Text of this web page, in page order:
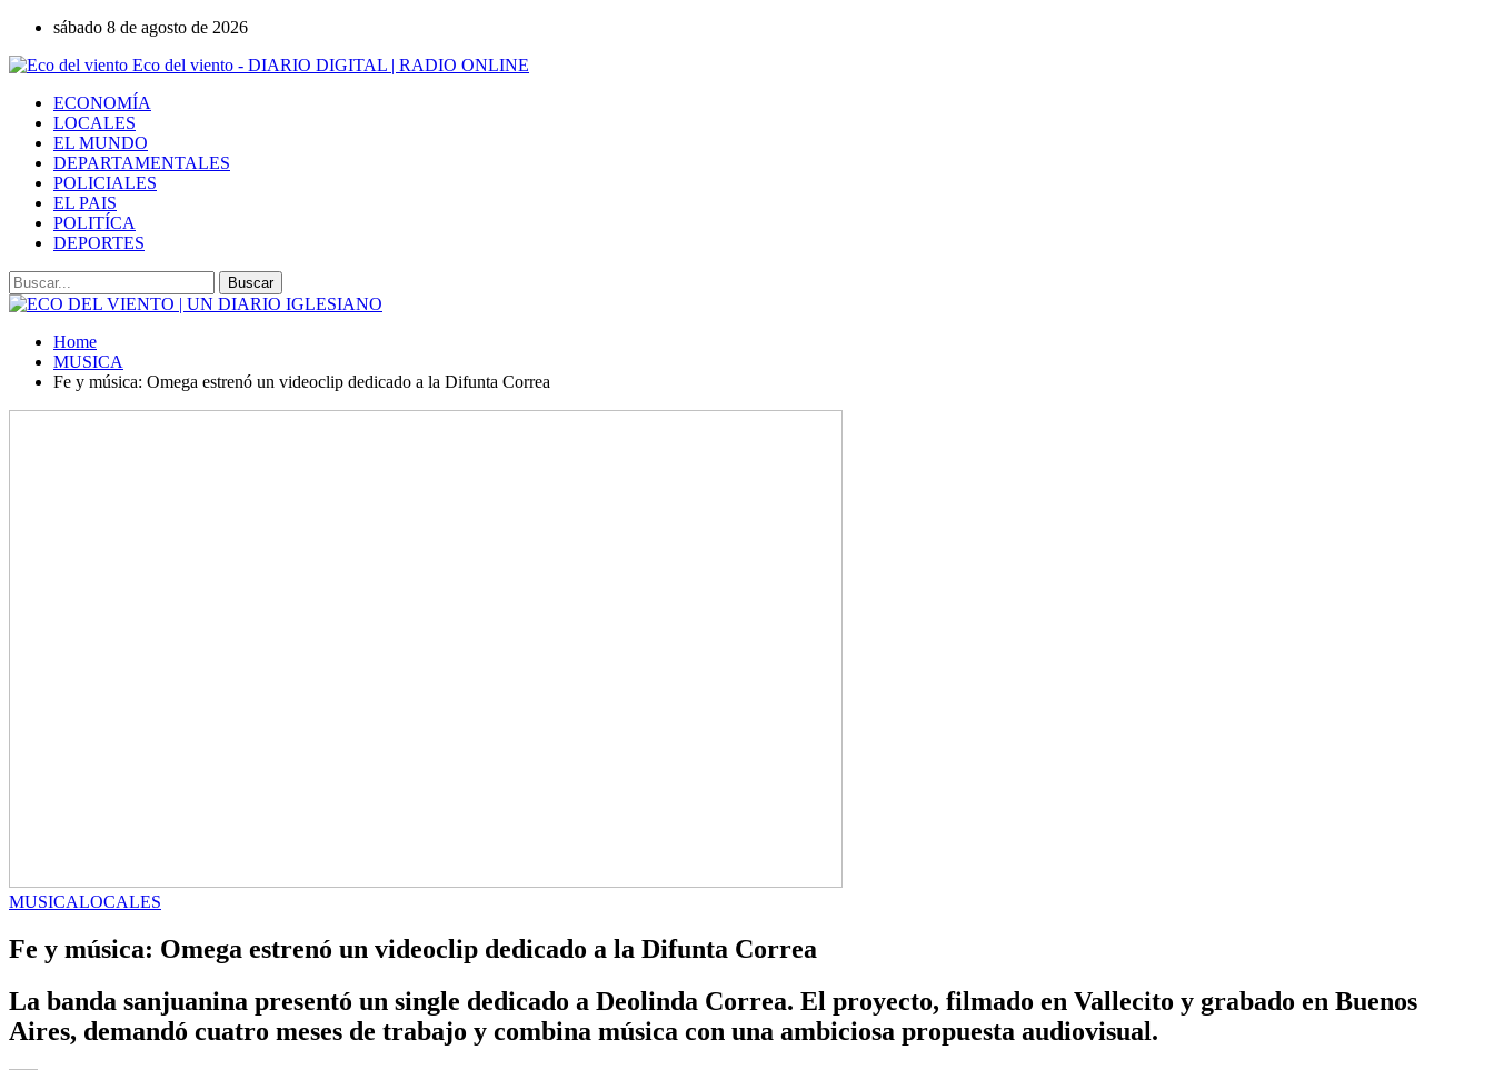
sábado 8 de agosto de 2026
Eco del viento - DIARIO DIGITAL | RADIO ONLINE
ECONOMÍA
LOCALES
EL MUNDO
DEPARTAMENTALES
POLICIALES
EL PAIS
POLITÍCA
DEPORTES
Home
MUSICA
Fe y música: Omega estrenó un videoclip dedicado a la Difunta Correa
MUSICALOCALES
Fe y música: Omega estrenó un videoclip dedicado a la Difunta Correa
La banda sanjuanina presentó un single dedicado a Deolinda Correa. El proyecto, filmado en Vallecito y grabado en Buenos
Aires, demandó cuatro meses de trabajo y combina música con una ambiciosa propuesta audiovisual.